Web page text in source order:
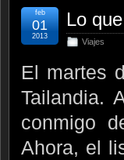
Lo
Viajes
feb
01
2013
El martes
Tailandia.
conmigo
Ahora, el